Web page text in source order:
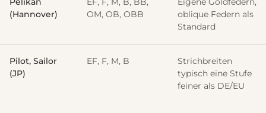
(Hannover)
OM, OB, OBB
oblique Federn als
Standard
Pilot, Sailor
(JP)
EF, F, M, B
Strichbreiten
typisch eine Stufe
feiner als DE/EU